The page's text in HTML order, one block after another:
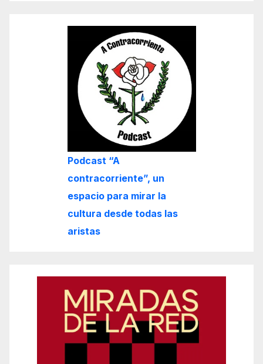
Podcast “A
contracorriente”, un
espacio para mirar la
cultura desde todas las
aristas